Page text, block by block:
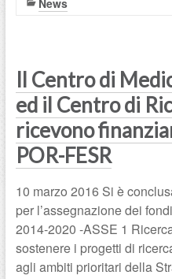
News
Il Centro di
ed il Centro di
ricevono
POR-FESR
10 marzo 2016 Si è
per l’assegnazione dei
2014-2020 -ASSE 1
sostenere i progetti di
agli ambiti prioritari della